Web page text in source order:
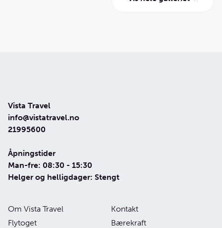
Vista Travel
info@vistatravel.no
21995600
Åpningstider
Man-fre: 08:30 - 15:30
Helger og helligdager: Stengt
Om Vista Travel
Kontakt
Flytoget
Bærekraft